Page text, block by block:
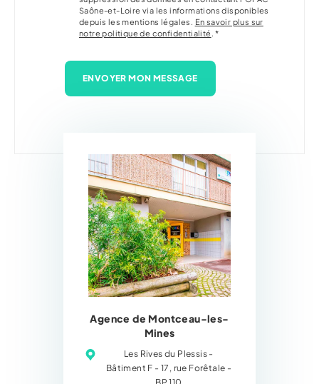
Saône-et-Loire via les informations disponibles
depuis les mentions légales. En savoir plus sur
notre politique de confidentialité . *
ENVOYER MON MESSAGE
Agence de Montceau-les-
Mines
Les Rives du Plessis -
Bâtiment F - 17, rue Forêtale -